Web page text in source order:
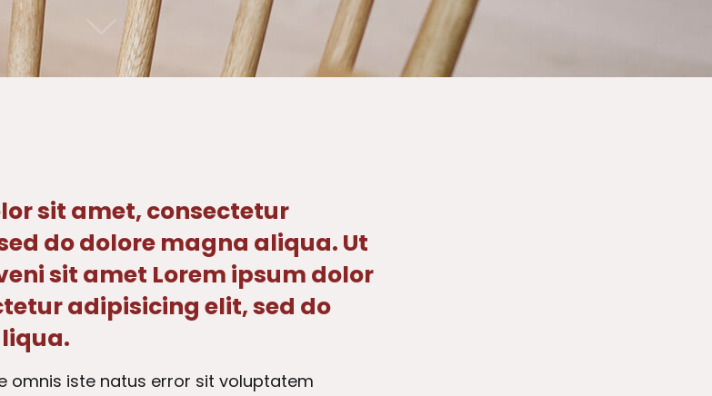
sit amet, consectetur
do dolore magna aliqua. Ut
sit amet Lorem ipsum dolor
adipisicing elit, sed do
omnis iste natus error sit voluptatem